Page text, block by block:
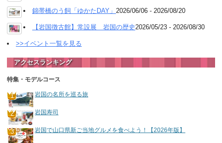
錦帯橋のう飼「ゆかたDAY」 2026/06/06 - 2026/08/20
【岩国徴古館】常設展 岩国の歴史2026/05/23 - 2026/08/30
>>イベント一覧を見る
アクセスランキング
特集・モデルコース
岩国の名所を巡る旅
岩国寿司
岩国で山口県新ご当地グルメを食べよう！【2026年版】